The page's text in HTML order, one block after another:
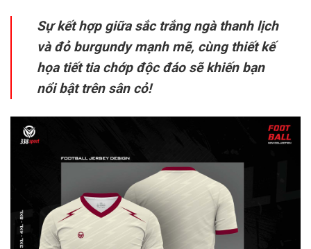
Sự kết hợp giữa sắc trắng ngà thanh lịch
và đỏ burgundy mạnh mẽ, cùng thiết kế
họa tiết tia chớp độc đáo sẽ khiến bạn
nổi bật trên sân cỏ!